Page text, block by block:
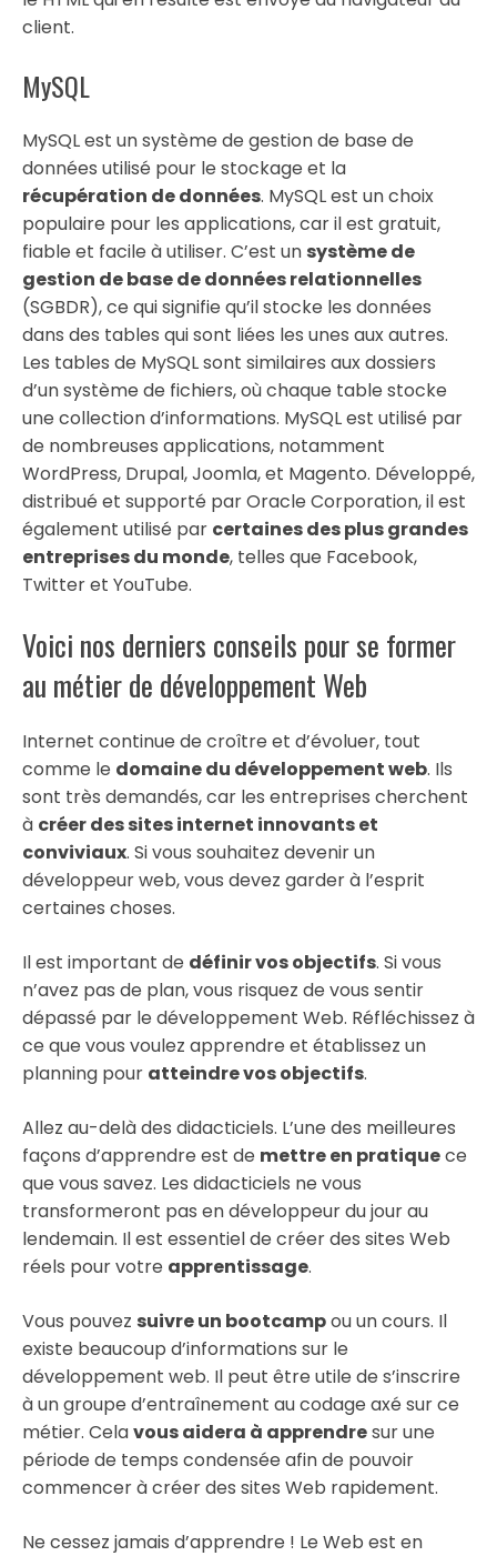
client.
MySQL
MySQL est un système de gestion de base de
données utilisé pour le stockage et la
récupération de données. MySQL est un choix
populaire pour les applications, car il est gratuit,
fiable et facile à utiliser. C’est un système de
gestion de base de données relationnelles
(SGBDR), ce qui signifie qu’il stocke les données
dans des tables qui sont liées les unes aux autres.
Les tables de MySQL sont similaires aux dossiers
d’un système de fichiers, où chaque table stocke
une collection d’informations. MySQL est utilisé par
de nombreuses applications, notamment
WordPress, Drupal, Joomla, et Magento. Développé,
distribué et supporté par Oracle Corporation, il est
également utilisé par certaines des plus grandes
entreprises du monde, telles que Facebook,
Twitter et YouTube.
Voici nos derniers conseils pour se former
au métier de développement Web
Internet continue de croître et d’évoluer, tout
comme le domaine du développement web. Ils
sont très demandés, car les entreprises cherchent
à créer des sites internet innovants et
conviviaux. Si vous souhaitez devenir un
développeur web, vous devez garder à l’esprit
certaines choses.
Il est important de définir vos objectifs. Si vous
n’avez pas de plan, vous risquez de vous sentir
dépassé par le développement Web. Réfléchissez à
ce que vous voulez apprendre et établissez un
planning pour atteindre vos objectifs.
Allez au-delà des didacticiels. L’une des meilleures
façons d’apprendre est de mettre en pratiquece
que vous savez. Les didacticiels ne vous
transformeront pas en développeur du jour au
lendemain. Il est essentiel de créer des sites Web
réels pour votre apprentissage.
Vous pouvez suivre un bootcampou un cours. Il
existe beaucoup d’informations sur le
développement web. Il peut être utile de s’inscrire
à un groupe d’entraînement au codage axé sur ce
métier. Celavous aidera à apprendresur une
période de temps condensée afin de pouvoir
commencer à créer des sites Web rapidement.
Ne cessez jamais d’apprendre ! Le Web est en